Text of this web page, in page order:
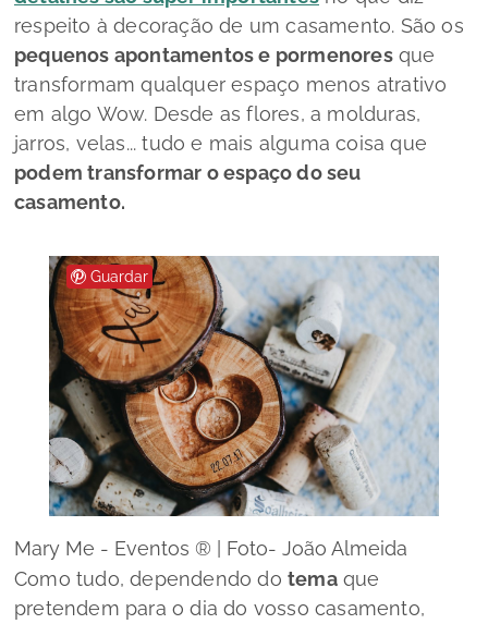
respeito à decoração de um casamento. São os
pequenos apontamentos e pormenoresque
transformam qualquer espaço menos atrativo
em algo Wow. Desde as flores, a molduras,
jarros, velas... tudo e mais alguma coisa que
podem transformar o espaço do seu
casamento.
Guardar
Mary Me - Eventos ® | Foto- João Almeida
Como tudo, dependendo do temaque
pretendem para o dia do vosso casamento,